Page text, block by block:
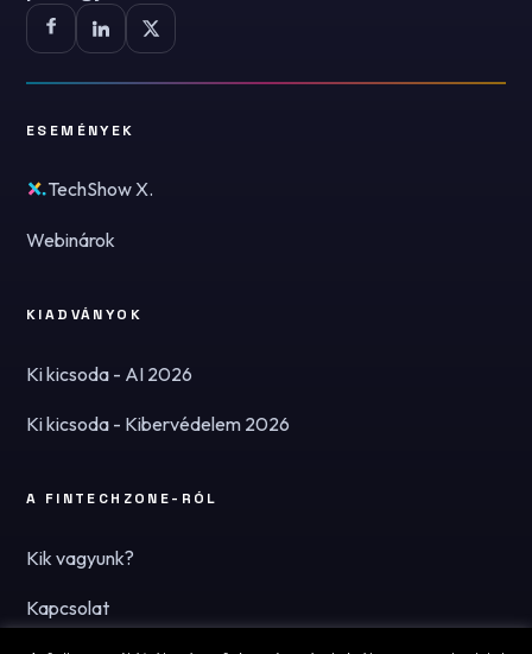
ESEMÉNYEK
TechShow X.
Webinárok
KIADVÁNYOK
Ki kicsoda - AI 2026
Ki kicsoda - Kibervédelem 2026
A FINTECHZONE-RÓL
Kik vagyunk?
Kapcsolat